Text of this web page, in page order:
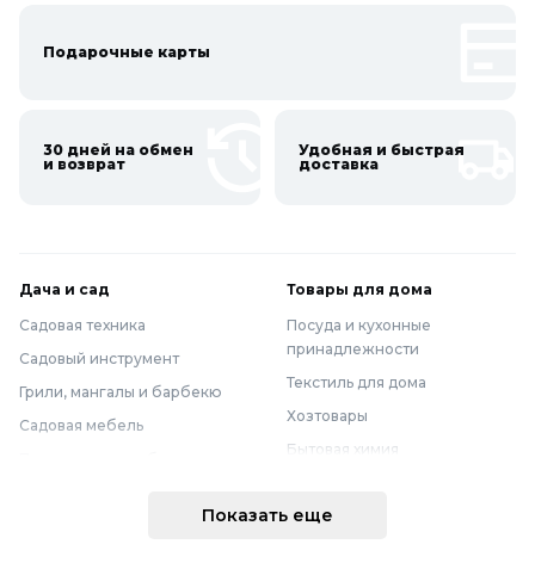
Подарочные карты
30 дней на обмен
и возврат
Удобная и быстрая
доставка
Дача и сад
Садовая техника
Садовый инструмент
Грили, мангалы и барбекю
Садовая мебель
Товары для дома
Посуда и кухонные
принадлежности
Текстиль для дома
Хозтовары
Бытовая химия
Мебель
Показать еще